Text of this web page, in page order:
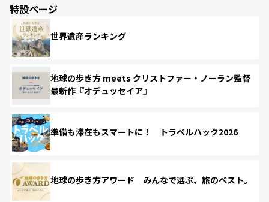
特設ページ
世界遺産ランキング
地球の歩き方 meets クリストファー・ノーラン監督
最新作『オデュッセイア』
準備も滞在もスマートに！ トラベルハック2026
地球の歩き方アワード みんなで選ぶ、旅のベスト。